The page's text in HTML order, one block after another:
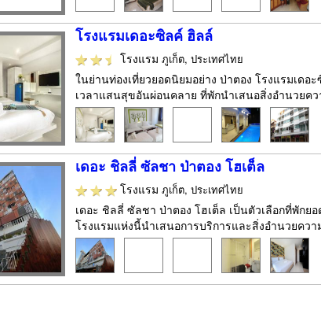
โรงแรมเดอะซิลค์ ฮิลล์
โรงแรม ภูเก็ต, ประเทศไทย
ในย่านท่องเที่ยวยอดนิยมอย่าง ป่าตอง โรงแรมเด
เวลาแสนสุขอันผ่อนคลาย ที่พักนำเสนอสิ่งอำนวยค
เดอะ ชิลลี่ ซัลชา ป่าตอง โฮเต็ล
โรงแรม ภูเก็ต, ประเทศไทย
เดอะ ชิลลี่ ซัลชา ป่าตอง โฮเต็ล เป็นตัวเลือกที่พักย
โรงแรมแห่งนี้นำเสนอการบริการและสิ่งอำนวยคว